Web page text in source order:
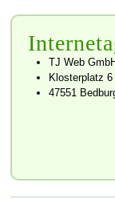
TJ Web
Klosterplatz 6
47551